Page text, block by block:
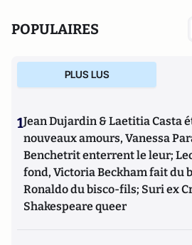
POPULAIRES
PLUS LUS
1Jean Dujardin & Laetitia Casta
nouveaux amours, Vanessa
Benchetrit enterrent le leur;
fond, Victoria Beckham fait du
Ronaldo du bisco-fils; Suri ex
Shakespeare queer